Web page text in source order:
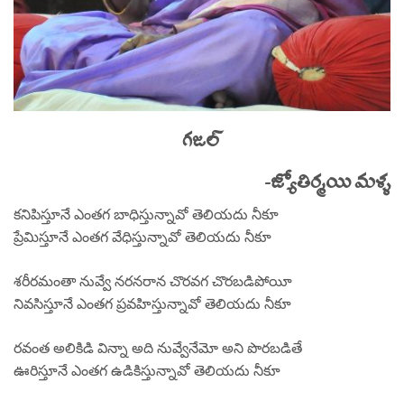
గజల్
-జ్యోతిర్మయి మళ్ళ
కనిపిస్తూనే ఎంతగ బాధిస్తున్నావో తెలియదు నీకూ
ప్రేమిస్తూనే ఎంతగ వేధిస్తున్నావో తెలియదు నీకూ
శరీరమంతా నువ్వే నరనరాన చొరవగ చొరబడిపోయీ
నివసిస్తూనే ఎంతగ ప్రవహిస్తున్నావో తెలియదు నీకూ
రవంత అలికిడి విన్నా అది నువ్వేనేమో అని పొరబడితే
ఊరిస్తూనే ఎంతగ ఉడికిస్తున్నావో తెలియదు నీకూ